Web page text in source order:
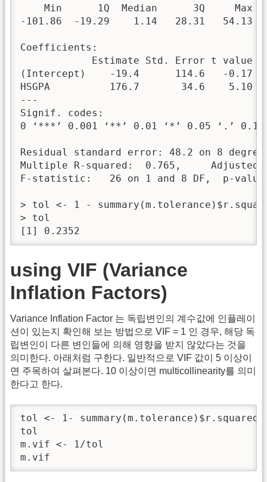
    Min      1Q  Median      3Q     Max
-101.86  -19.29    1.14   28.31   54.13
Coefficients:
Estimate Std. Error t
(Intercept)    -19.4      114.6   -
HSGPA          176.7       34.6    5.10
---
Signif. codes:
0 ‘***’ 0.001 ‘**’ 0.01 ‘*’ 0.05 ‘.’ 0.1
Residual standard error: 48.2 on 8
Multiple R-squared:  0.765,	Adjusted R-squared:  0.735
F-statistic:   26 on 1 and 8 DF,  p-
> tol <- 1 -
> tol
[1] 0.2352
using VIF (Variance
Inflation Factors)
Variance Inflation Factor 는 독립변인의 계수값에 인플레이
션이 있는지 확인해 보는 방법으로 VIF = 1 인 경우, 해당 독
립변인이 다른 변인들에 의해 영향을 받지 않았다는 것을
의미한다. 아래처럼 구한다. 일반적으로 VIF 값이 5 이상이
면 주목하여 살펴본다. 10 이상이면 multicollinearity를 의미
한다고 한다.
tol <- 1- summary(m.tolerance)$r.squared
tol
m.vif <- 1/tol
m.vif